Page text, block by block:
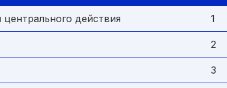
действия 1
2
3